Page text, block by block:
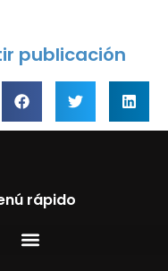
publicación
rápido